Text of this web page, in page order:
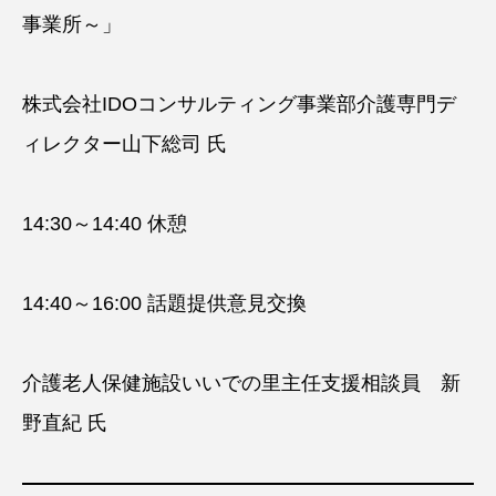
事業所～」
株式会社IDOコンサルティング事業部介護専門デ
ィレクター山下総司 氏
14:30～14:40 休憩
14:40～16:00 話題提供意見交換
介護老人保健施設いいでの里主任支援相談員 新
野直紀 氏